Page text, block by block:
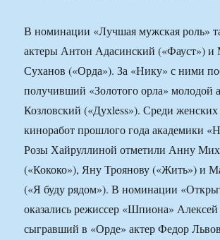
В номинации «Лучшая мужская роль»
актеры Антон Адасинский («Фауст»)
Суханов («Орда»). За «Нику» с ними
получивший «Золотого орла» молодой
Козловский («Духless»). Среди женских
киноработ прошлого года академики
Розы Хайруллиной отметили Анну
(«Кококо»), Яну Троянову («Жить») и
(«Я буду рядом»). В номинации
оказались режиссер «Шпиона»
сыгравший в «Орде» актер Федор